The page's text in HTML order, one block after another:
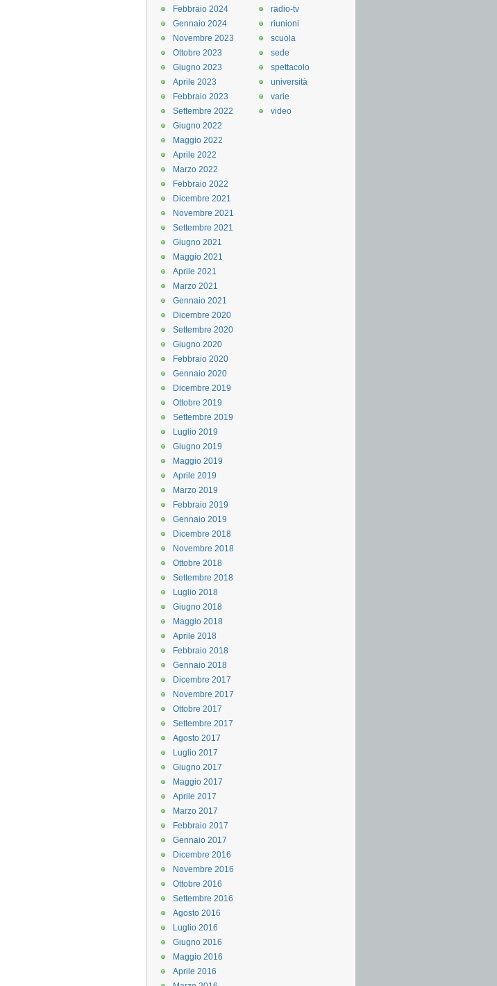
radio-tv
riunioni
scuola
sede
spettacolo
università
varie
video
Febbraio 2024
Gennaio 2024
Novembre 2023
Ottobre 2023
Giugno 2023
Aprile 2023
Febbraio 2023
Settembre 2022
Giugno 2022
Maggio 2022
Aprile 2022
Marzo 2022
Febbraio 2022
Dicembre 2021
Novembre 2021
Settembre 2021
Giugno 2021
Maggio 2021
Aprile 2021
Marzo 2021
Gennaio 2021
Dicembre 2020
Settembre 2020
Giugno 2020
Febbraio 2020
Gennaio 2020
Dicembre 2019
Ottobre 2019
Settembre 2019
Luglio 2019
Giugno 2019
Maggio 2019
Aprile 2019
Marzo 2019
Febbraio 2019
Gennaio 2019
Dicembre 2018
Novembre 2018
Ottobre 2018
Settembre 2018
Luglio 2018
Giugno 2018
Maggio 2018
Aprile 2018
Febbraio 2018
Gennaio 2018
Dicembre 2017
Novembre 2017
Ottobre 2017
Settembre 2017
Agosto 2017
Luglio 2017
Giugno 2017
Maggio 2017
Aprile 2017
Marzo 2017
Febbraio 2017
Gennaio 2017
Dicembre 2016
Novembre 2016
Ottobre 2016
Settembre 2016
Agosto 2016
Luglio 2016
Giugno 2016
Maggio 2016
Aprile 2016